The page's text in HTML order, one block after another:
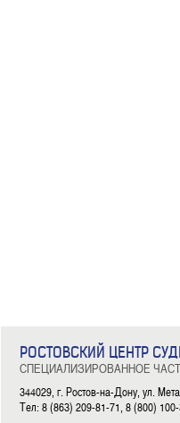
РОСТОВСКИЙ ЦЕНТР
СПЕЦИАЛИЗИРОВАННОЕ
344029, г. Ростов-на-Дону, ул.
Тел: 8 (863) 209-81-71, 8 (800)